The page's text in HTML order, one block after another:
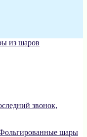
из шаров
звонок,
шары